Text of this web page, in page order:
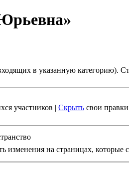
в указанную категорию).
участников | Скрыть свои правки
изменения на страницах,